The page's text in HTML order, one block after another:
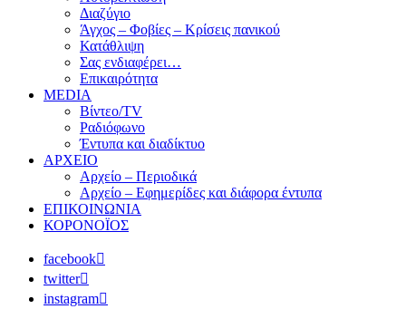
Διαζύγιο
Άγχος – Φοβίες – Κρίσεις πανικού
Κατάθλιψη
Σας ενδιαφέρει…
Επικαιρότητα
MEDIA
Βίντεο/TV
Ραδιόφωνο
Έντυπα και διαδίκτυο
ΑΡΧΕΙΟ
Αρχείο – Περιοδικά
Αρχείο – Εφημερίδες και διάφορα έντυπα
ΕΠΙΚΟΙΝΩΝΙΑ
ΚΟΡΟΝΟΪΟΣ
facebook
twitter
instagram